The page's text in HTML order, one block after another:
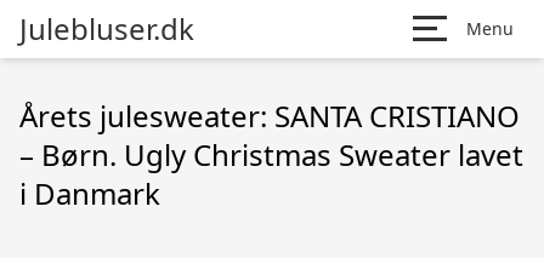
Julebluser.dk Menu
Årets julesweater: SANTA CRISTIANO
– Børn. Ugly Christmas Sweater lavet
i Danmark